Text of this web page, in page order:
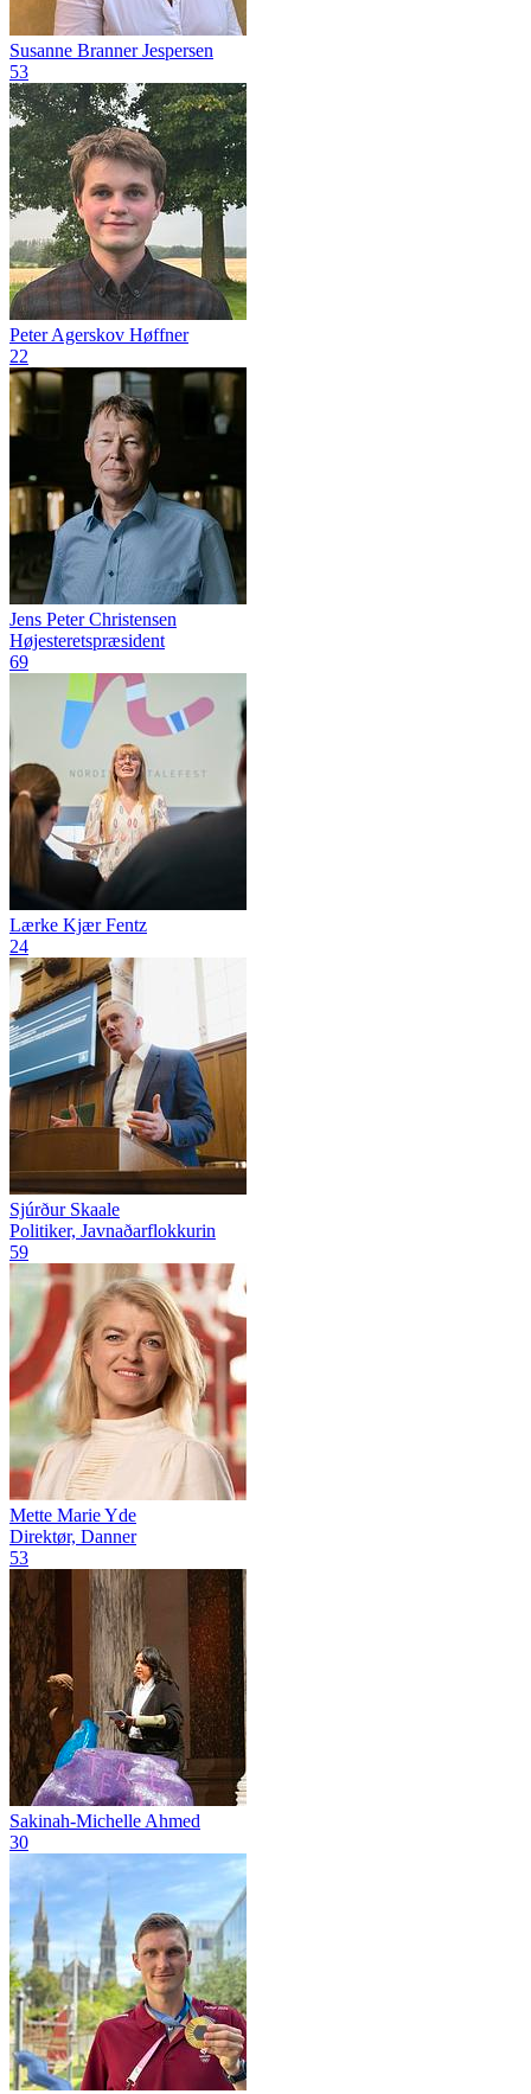
Susanne Branner Jespersen
53
Peter Agerskov Høffner
22
Jens Peter Christensen
Højesteretspræsident
69
Lærke Kjær Fentz
24
Sjúrður Skaale
Politiker, Javnaðarflokkurin
59
Mette Marie Yde
Direktør, Danner
53
Sakinah-Michelle Ahmed
30